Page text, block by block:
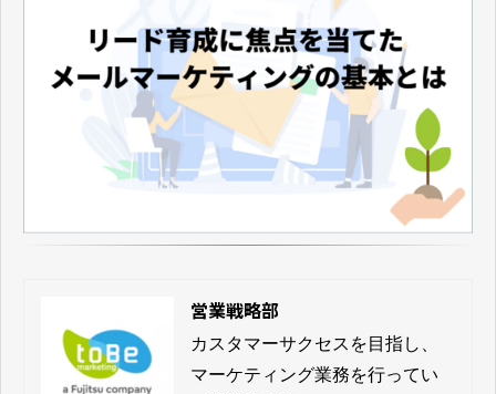
営業戦略部
カスタマーサクセスを目指し、
マーケティング業務を行ってい